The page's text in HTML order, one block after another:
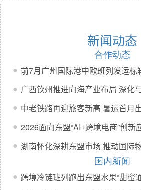
新闻动态
合作动态
● 前7月广州国际港中欧班列发运标
●
●
●
● 湖南怀化深耕东盟市场 推动国际
国内新闻
● 跨境冷链班列跑出东盟水果“甜蜜